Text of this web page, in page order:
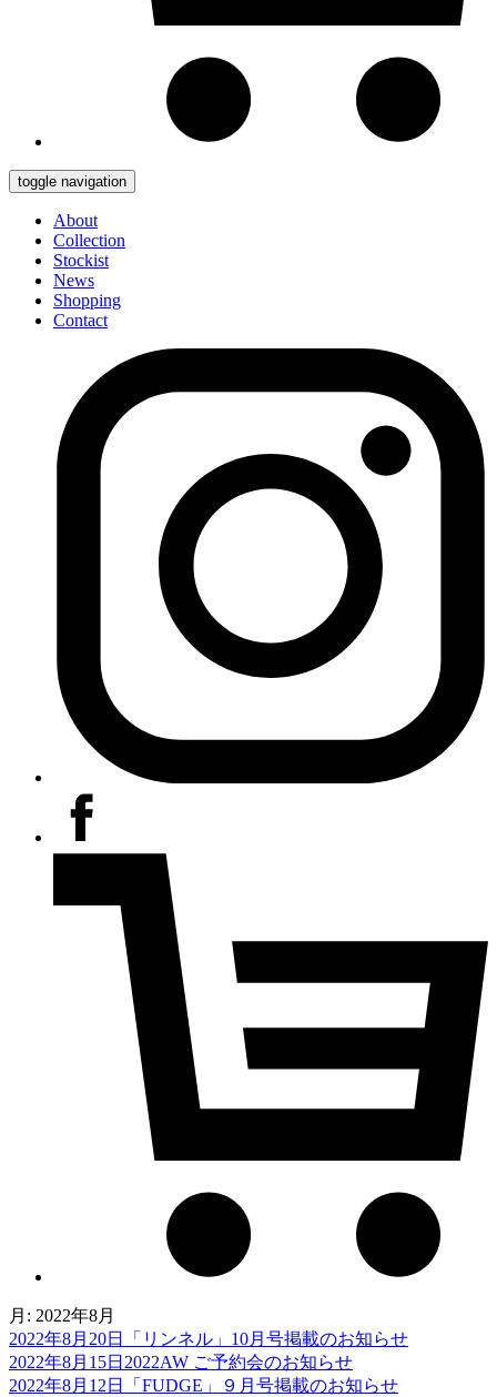
toggle navigation
About
Collection
Stockist
News
Shopping
Contact
月: 2022年8月
2022年8月20日
「リンネル」10月号掲載のお知らせ
2022年8月15日 2022AW ご予約会のお知らせ
2022年8月12日
「FUDGE」９月号掲載のお知らせ